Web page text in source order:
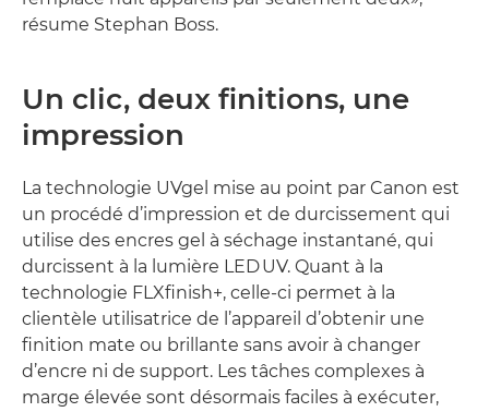
résume Stephan Boss.
Un clic, deux finitions, une
impression
La technologie UVgel mise au point par Canon est
un procédé d’impression et de durcissement qui
utilise des encres gel à séchage instantané, qui
durcissent à la lumière LED UV. Quant à la
technologie FLXfinish+, celle-ci permet à la
clientèle utilisatrice de l’appareil d’obtenir une
finition mate ou brillante sans avoir à changer
d’encre ni de support. Les tâches complexes à
marge élevée sont désormais faciles à exécuter,